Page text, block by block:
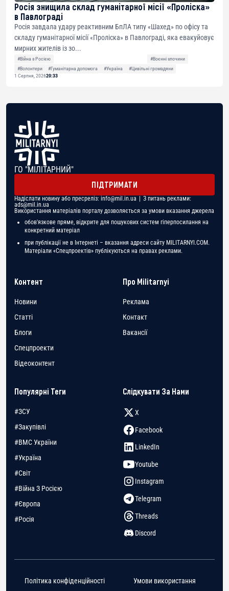
Росія знищила склад гуманітарної місії «Проліска»
в Павлограді
Росія завдала удару реактивним БпЛА типу «Шахед» по офісу та
складу гуманітарної місії «Проліска» в Павлограді, яка евакуйовує
мирних жителів із зо...
#Війна з Росією
#Воєнні злочини
#Волонтери
#Гуманітарна допомога #Україна
#Цивільні громадяни
1 Серпня, 202620:33
ГО "МІЛІТАРНИЙ"
ПІДТРИМАТИ
Надіслати новину або пресреліз: info@mil.in.ua | З питань реклами:
ads@mil.in.ua
Використання матеріалів порталу дозволяється за умови вказання джерела
обов'язкове пряме, відкрите для пошукових систем гіперпосилання на
конкретний матеріал
при публікації не в Інтернеті – вказання адреси сайту MILITARNYI.COM.
Матеріали «Спецпроектів» публікуються на правах реклами.
Контент
Новини
Статті
Блоги
Спецпроекти
Відеоконтент
Про Militarnyi
Реклама
Контакт
Вакансії
Популярні Теги
#ЗСУ
#Закупівлі
#ВМС України
#Україна
#Світ
#Війна З Росією
#Європа
#Росія
Слідкувати За Нами
X
Facebook
LinkedIn
Youtube
Instagram
Telegram
Threads
Discord
Політика конфіденційності Умови використання